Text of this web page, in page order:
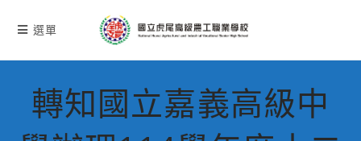
選單
轉知國立嘉義高級中